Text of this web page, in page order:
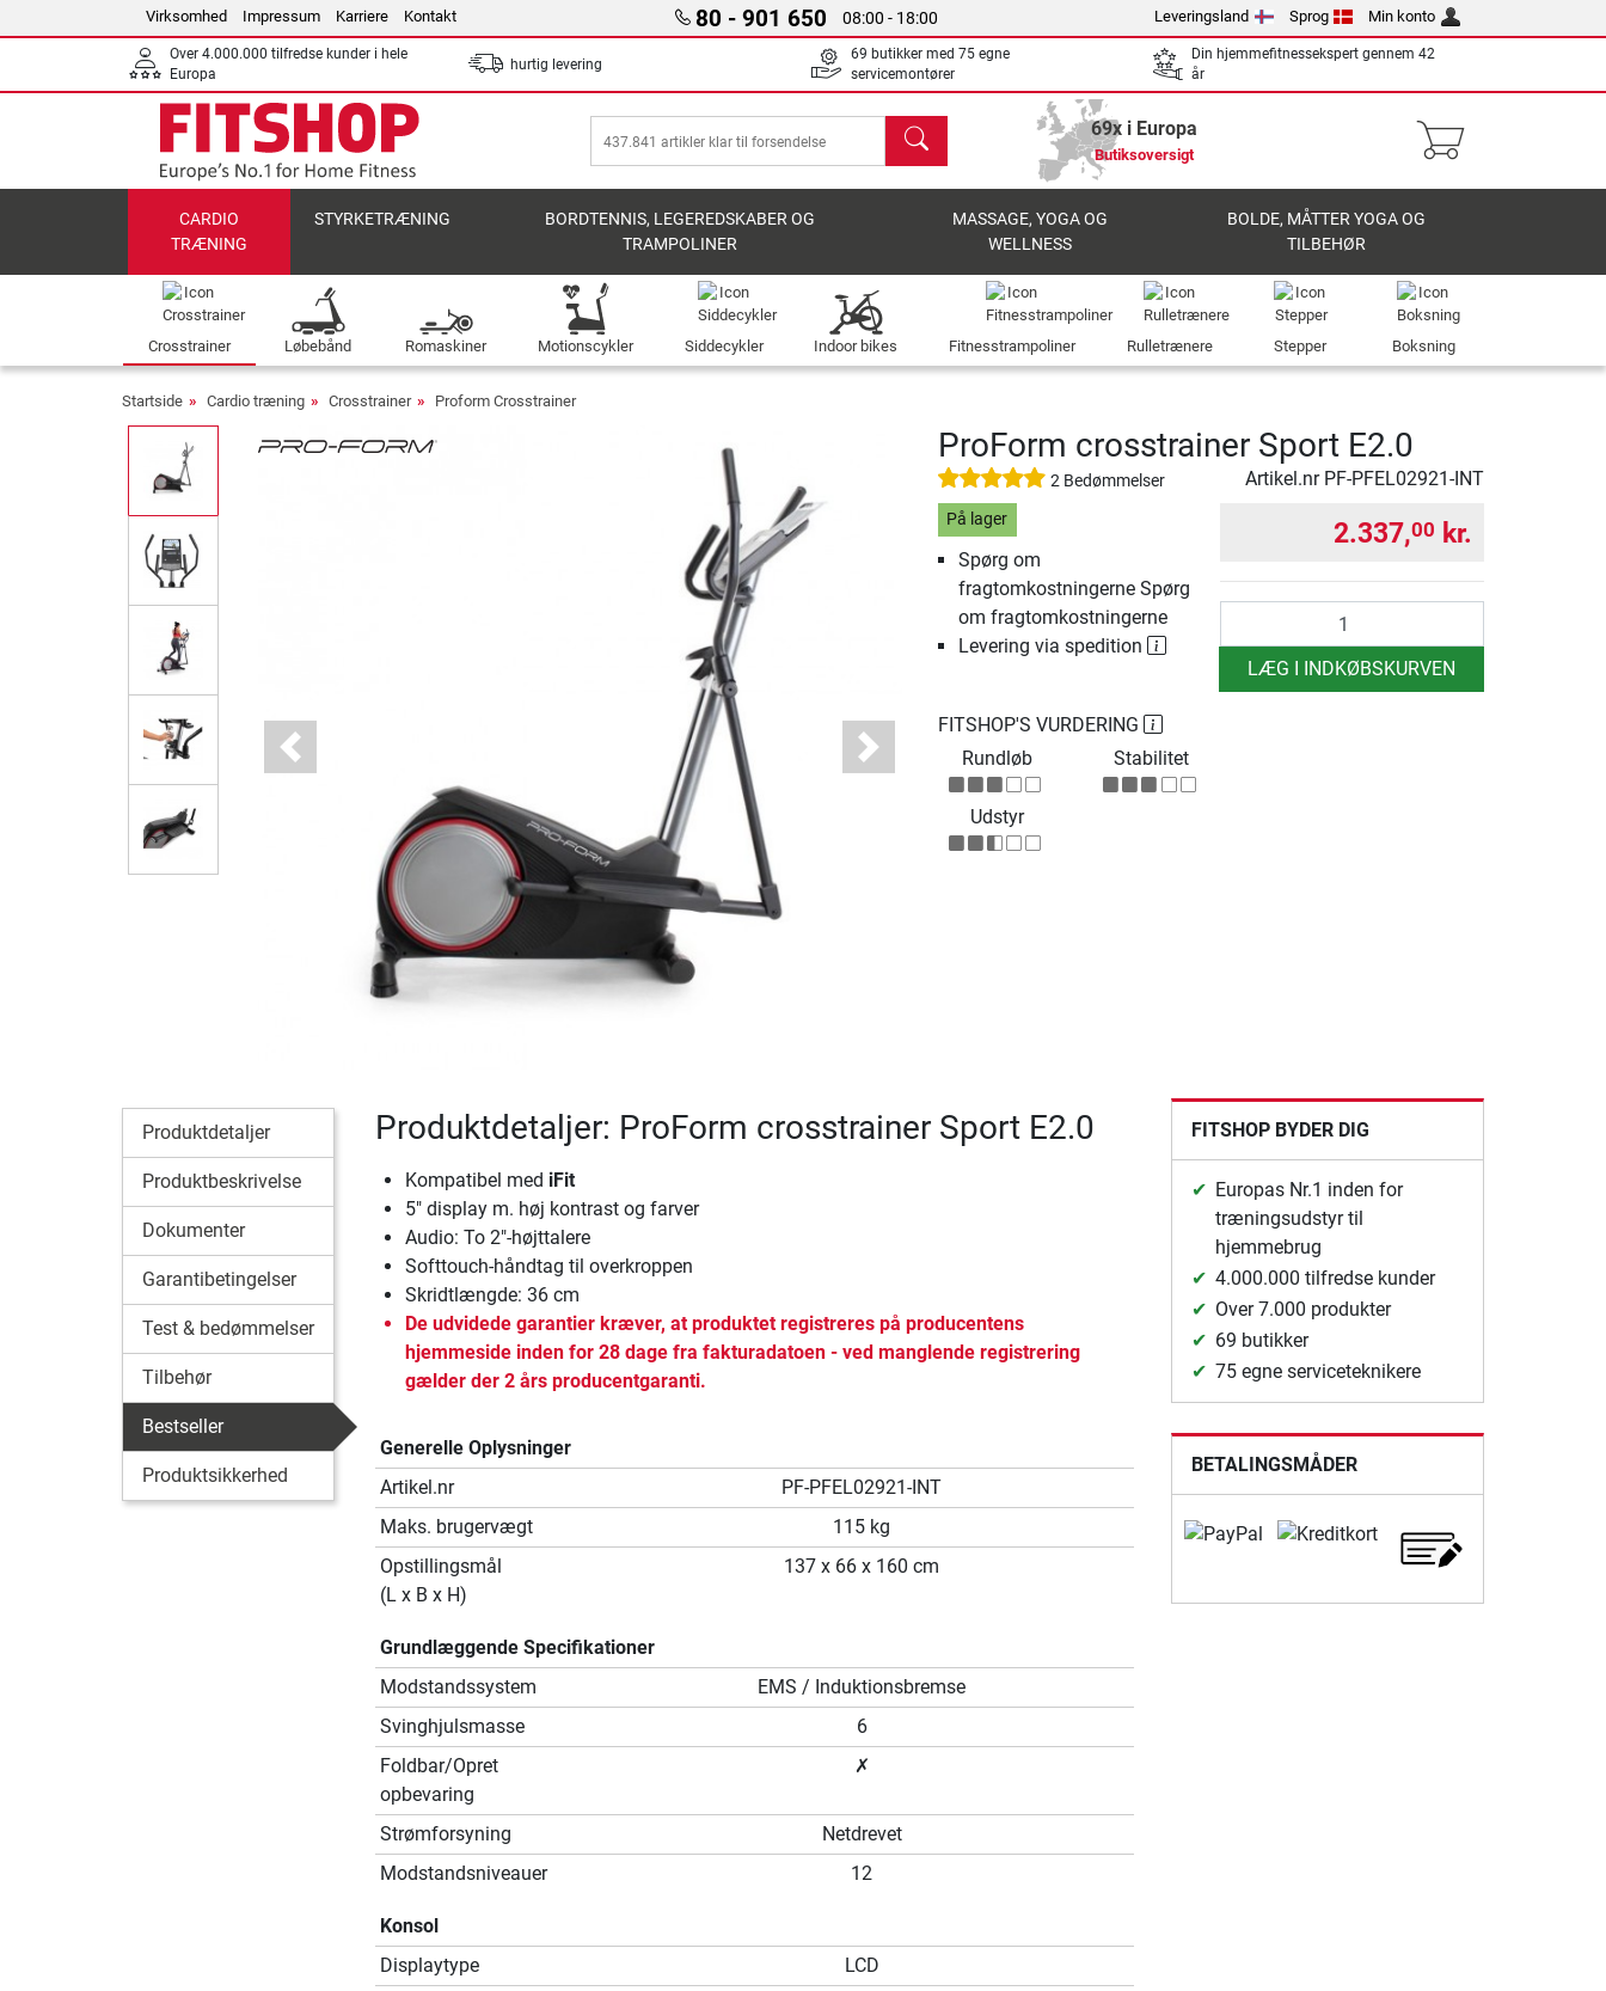
Virksomhed Impressum Karriere Kontakt 80 - 901 650 08:00 - 18:00 Leveringsland Sprog Min konto
Over 4.000.000 tilfredse kunder i hele
Europa
hurtig levering
69 butikker med 75 egne
servicemontører
Din hjemmefitnessekspert gennem 42
år
søg 69x i Europa
Butiksoversigt
CARDIO
TRÆNING
STYRKETRÆNING
BORDTENNIS, LEGEREDSKABER OG
TRAMPOLINER
MASSAGE, YOGA OG
WELLNESS
BOLDE, MÅTTER YOGA OG
TILBEHØR
Crosstrainer Løbebånd Romaskiner Motionscykler Siddecykler Indoor bikes Fitnesstrampoliner Rulletrænere Stepper Boksning
Startside Cardio træning Crosstrainer Proform Crosstrainer
Previous Next
ProForm crosstrainer Sport E2.0
2 Bedømmelser Artikel.nr PF-PFEL02921-INT
På lager
Spørg om
fragtomkostningerne Spørg
om fragtomkostningerne
Levering via spedition
2.337,00 kr.
LÆG I INDKØBSKURVEN
FITSHOP'S VURDERING
Rundløb
Stabilitet
Udstyr
Produktdetaljer
Produktbeskrivelse
Dokumenter
Garantibetingelser
Test & bedømmelser
Tilbehør
Bestseller
Produktsikkerhed
Produktdetaljer: ProForm crosstrainer Sport E2.0
Kompatibel med iFit
5" display m. høj kontrast og farver
Audio: To 2"-højttalere
Softtouch-håndtag til overkroppen
Skridtlængde: 36 cm
De udvidede garantier kræver, at produktet registreres på producentens
hjemmeside inden for 28 dage fra fakturadatoen - ved manglende registrering
gælder der 2 års producentgaranti.
Generelle Oplysninger
Artikel.nr
PF-PFEL02921-INT
Maks. brugervægt
115 kg
Opstillingsmål
(L x B x H)
137 x 66 x 160 cm
Grundlæggende Specifikationer
Modstandssystem
EMS / Induktionsbremse
Svinghjulsmasse
6
Foldbar/Opret
opbevaring
✗
Strømforsyning
Netdrevet
Modstandsniveauer
12
Konsol
Displaytype
LCD
FITSHOP BYDER DIG
Europas Nr.1 inden for
træningsudstyr til
hjemmebrug
4.000.000 tilfredse kunder
Over 7.000 produkter
69 butikker
75 egne serviceteknikere
BETALINGSMÅDER